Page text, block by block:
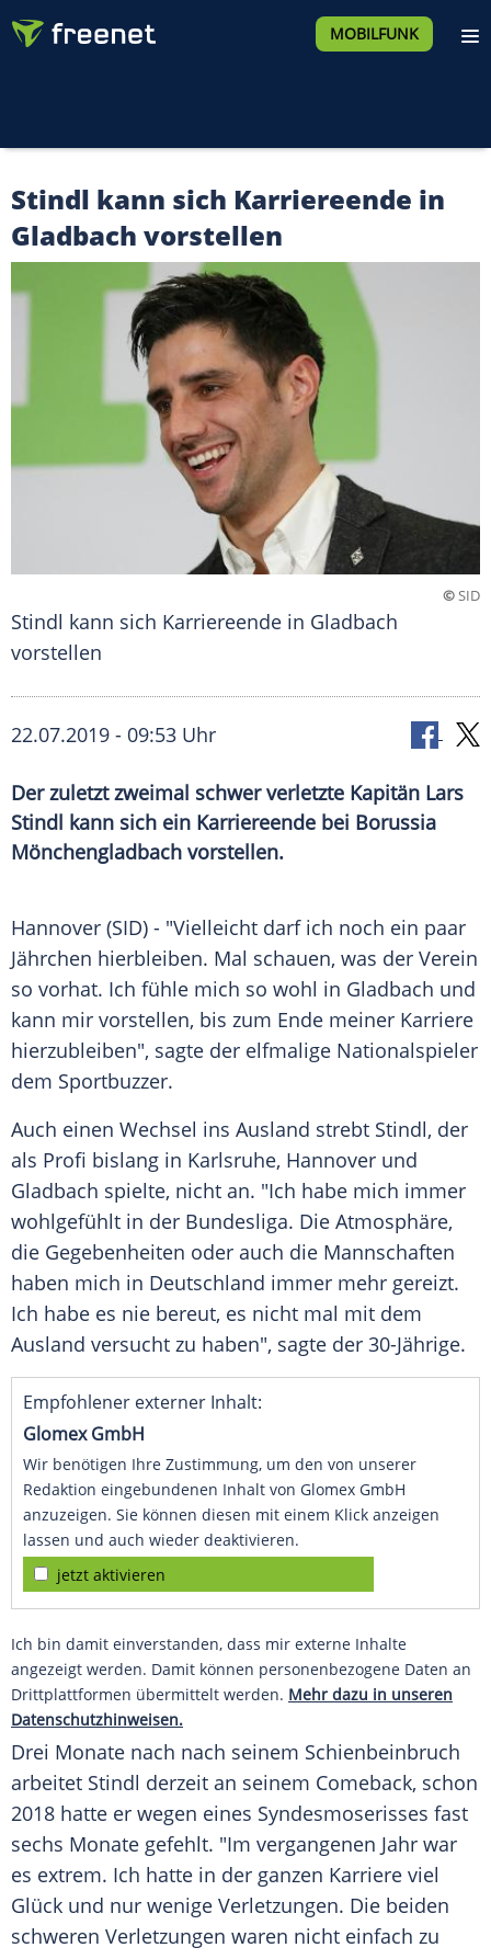
MOBILFUNK
Stindl kann sich Karriereende in
Gladbach vorstellen
©SID
Stindl kann sich Karriereende in Gladbach
vorstellen
22.07.2019 - 09:53 Uhr
Der zuletzt zweimal schwer verletzte Kapitän Lars
Stindl kann sich ein Karriereende bei Borussia
Mönchengladbach vorstellen.
Hannover (SID) - "Vielleicht darf ich noch ein paar
Jährchen hierbleiben. Mal schauen, was der Verein
so vorhat. Ich fühle mich so wohl in Gladbach und
kann mir vorstellen, bis zum Ende meiner Karriere
hierzubleiben", sagte der elfmalige Nationalspieler
dem Sportbuzzer.
Auch einen Wechsel ins Ausland strebt Stindl, der
als Profi bislang in Karlsruhe, Hannover und
Gladbach spielte, nicht an. "Ich habe mich immer
wohlgefühlt in der Bundesliga. Die Atmosphäre,
die Gegebenheiten oder auch die Mannschaften
haben mich in Deutschland immer mehr gereizt.
Ich habe es nie bereut, es nicht mal mit dem
Ausland versucht zu haben", sagte der 30-Jährige.
Empfohlener externer Inhalt:
Glomex GmbH
Wir benötigen Ihre Zustimmung, um den von unserer
Redaktion eingebundenen Inhalt von Glomex GmbH
anzuzeigen. Sie können diesen mit einem Klick anzeigen
lassen und auch wieder deaktivieren.
jetzt aktivieren
Ich bin damit einverstanden, dass mir externe Inhalte
angezeigt werden. Damit können personenbezogene Daten an
Drittplattformen übermittelt werden. Mehr dazu in unseren
Datenschutzhinweisen.
Drei Monate nach nach seinem Schienbeinbruch
arbeitet Stindl derzeit an seinem Comeback, schon
2018 hatte er wegen eines Syndesmoserisses fast
sechs Monate gefehlt. "Im vergangenen Jahr war
es extrem. Ich hatte in der ganzen Karriere viel
Glück und nur wenige Verletzungen. Die beiden
schweren Verletzungen waren nicht einfach zu